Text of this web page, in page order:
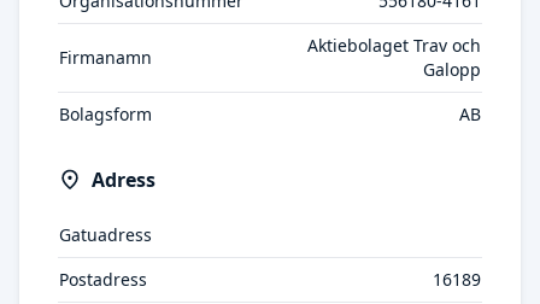
Firmanamn
Aktiebolaget Trav och
Galopp
Bolagsform
AB
Adress
Gatuadress
Postadress
16189